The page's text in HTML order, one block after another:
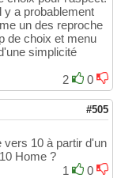
y a probablement
un des reproche
de choix et menu
simplicité
2
0
#505
vers 10 à partir d'un
Home ?
1
0